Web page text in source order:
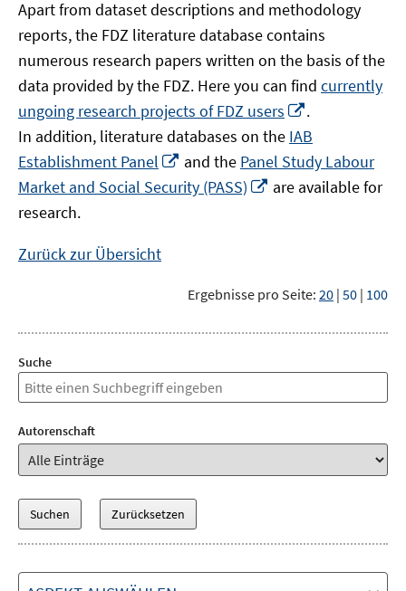
öffnen
Fenster
öffnen
Apart from dataset descriptions and methodology
reports, the FDZ literature database contains
numerous research papers written on the basis of the
data provided by the FDZ. Here you can find currently
ungoing research projects of FDZ users
neuem
Fenster
öffnen
.
In addition, literature databases on the IAB
Establishment Panel
In
neuem
Fenster
and the Panel Study Labour
Market and Social Security (PASS)
In
are available for
research.
Zurück zur Übersicht
Ergebnisse pro Seite: 20 | 50 | 100
Suche
Autorenschaft